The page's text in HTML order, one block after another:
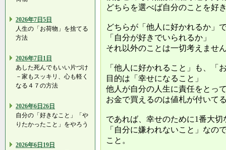
2026年7日5日
人生の「お荷物」を捨てる
方法
2026年7日1日
あした死んでもいい片づけ
－家もスッキリ、心も軽く
なる４７の方法
2026年6日26日
自分の「好きなこと」「や
りたかったこと」をやろう
2026年6日19日
どちらを選べば自分のことを好
どちらが「他人に好かれるか」
「自分が好きでいられるか」
それ以外のことは一切考えませ
「他人に好かれること」も、「
目的は「幸せになること」
他人が自分の人生に責任をとっ
お金で買えるのは値札が付いて
であれば、幸せのために1番大
「自分に嫌われないこと」なの
こと。